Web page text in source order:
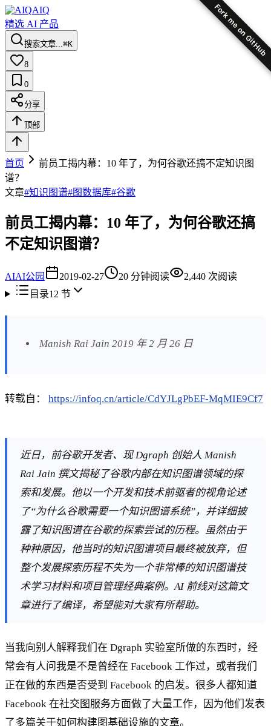
Fork me on GitHub
AIQ
精选 AI 产品
搜索文章...⌘K
8
0
分享
顶部
首页
前员工揭内幕：10 年了，为何谷歌还搞不定知识图
谱？
文章#知识图谱#图数据库#谷歌
前员工揭内幕：10 年了，为何谷歌还搞
不定知识图谱？
AIAI公园 2019-02-27 20 分钟阅读 2,440 次阅读
目录12 节
Manish Rai Jain 2019 年 2 月 26 日
转载自： https://infoq.cn/article/CdYJLgPbEF-MqMIE9Cf7
近日，前谷歌开发者、现 Dgraph 创始人 Manish
Rai Jain 撰文揭秘了谷歌内部在知识图谱领域的探
索和发展。他以一个开发和技术前驱者的视角论述
了“为什么谷歌需要一个知识图谱系统”，并详细披
露了知识图谱在谷歌的探索尝试的历程。虽然由于
种种原因，他当时的知识图谱项目最终被放弃，但
整个发展探索历程不失为一个非常棒的知识图谱技
术学习材料和项目管理经典案例。AI 前线对这篇文
章进行了编译，希望能对大家有所帮助。
当我向别人解释我们在 Dgraph 实验室所做的东西时，经
常会有人问我是不是曾经在 Facebook 工作过，或者我们
正在做的东西是否受到 Facebook 的启发。很多人都知道
Facebook 在社交图服务方面做了大量工作，因为他们发表
了多篇关于如何构建图基础设施的文章。